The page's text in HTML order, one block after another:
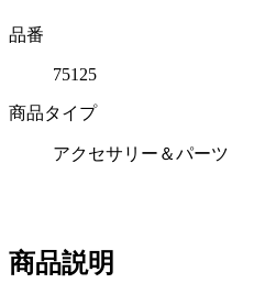
品番
75125
商品タイプ
アクセサリー＆パーツ
商品説明